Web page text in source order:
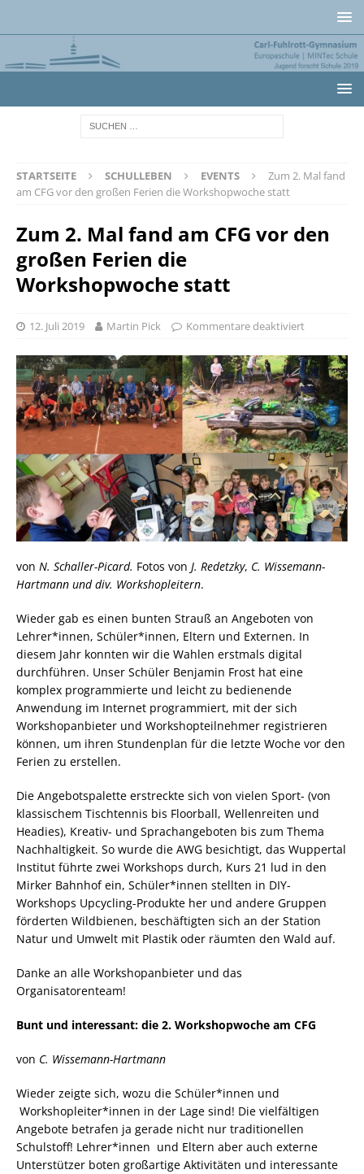
STARTSEITE SCHULLEBEN EVENTS
Zum 2. Mal fand
am CFG vor den großen Ferien die Workshopwoche statt
Zum 2. Mal fand am CFG vor den
großen Ferien die
Workshopwoche statt
12. Juli 2019 Martin Pick Kommentare deaktiviert
von N. Schaller-Picard. Fotos von J. Redetzky, C. Wissemann-
Hartmann und div. Workshopleitern.
Wieder gab es einen bunten Strauß an Angeboten von
Lehrer*innen, Schüler*innen, Eltern und Externen. In
diesem Jahr konnten wir die Wahlen erstmals digital
durchführen. Unser Schüler Benjamin Frost hat eine
komplex programmierte und leicht zu bedienende
Anwendung im Internet programmiert, mit der sich
Workshopanbieter und Workshopteilnehmer registrieren
können, um ihren Stundenplan für die letzte Woche vor den
Ferien zu erstellen.
Die Angebotspalette erstreckte sich von vielen Sport- (von
klassischem Tischtennis bis Floorball, Wellenreiten und
Headies), Kreativ- und Sprachangeboten bis zum Thema
Nachhaltigkeit. So wurde die AWG besichtigt, das Wuppertal
Institut führte zwei Workshops durch, Kurs 21 lud in den
Mirker Bahnhof ein, Schüler*innen stellten in DIY-
Workshops Upcycling-Produkte her und andere Gruppen
förderten Wildbienen, beschäftigten sich an der Station
Natur und Umwelt mit Plastik oder räumten den Wald auf.
Danke an alle Workshopanbieter und das
Organisatorenteam!
Bunt und interessant: die 2. Workshopwoche am CFG
von C. Wissemann-Hartmann
Wieder zeigte sich, wozu die Schüler*innen und
Workshopleiter*innen in der Lage sind! Die vielfältigen
Angebote betrafen ja gerade nicht nur traditionellen
Schulstoff! Lehrer*innen und Eltern aber auch externe
Unterstützer boten großartige Aktivitäten und interessante